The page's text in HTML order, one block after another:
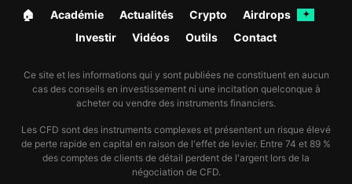
🏠︎ Académie Actualités Crypto Airdrops ✦
Investir Vidéos Outils Contact
Ce site et les informations qui y sont publiées ne constituent en aucun
cas des conseils en investissement ni une incitation quelconque à
acheter ou vendre des instruments financiers.
Les CFD sont des instruments complexes et présentent un risque élevé
de perte rapide en capital en raison de l'effet de levier. Entre 74 et 89 %
des comptes de clients de détail perdent de l'argent lors de la
négociation de CFD.